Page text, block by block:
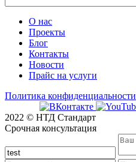
О нас
Проекты
Блог
Контакты
Новости
Прайс на услуги
Политика конфиденциальности
2022 © НТД Стандарт
Срочная консультация